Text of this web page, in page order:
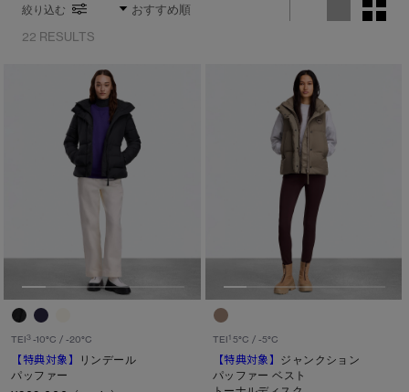
スノーグース
アンバサダー
スプリングコレクション
ウィメンズ TOP
ベストセラー
FW26コレクション
サマー 26 コレクション
サマー 26 コレクションLOOK
スノーグース
メイドインジャパンTシャツ
メンズ TOP
ベストセラー
FW26コレクション
サマー 26 コレクション
サマー 26 コレクションLOOK
スノーグース
メイドインジャパンTシャツ
キッズ TOP
キッズ（2‐7歳)
ユース（6＋歳)
コレクション
CANADA GOOSE Generationsは、アウター
ウェアの下取り・再販を通じて、長く愛される製
品の価値を受け継いでいきます。
アーカイブの希少なピースもご覧いただけます。
下取り申請
絞り込む
22 RESULTS
※カテゴリを表示するにはジェンダーにチェックをお入れください
キッズ
カテゴリ
ディスク
TEI3 -10°C / -20°C
【特典対象】
リンデール
パッファー
TEI15°C / -5°C
【特典対象】 ジャンクション
パッファー ベスト